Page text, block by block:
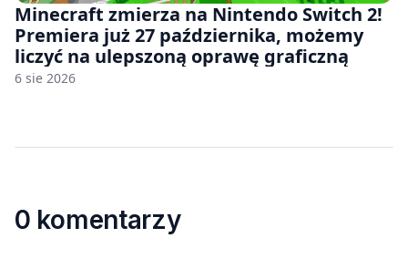
Minecraft zmierza na Nintendo Switch 2!
Premiera już 27 października, możemy
liczyć na ulepszoną oprawę graficzną
6 sie 2026
0 komentarzy